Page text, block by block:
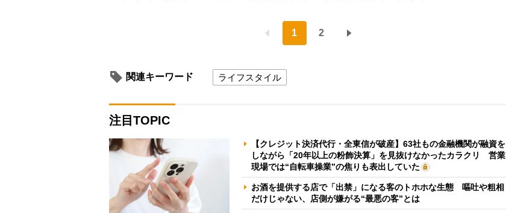
1 2
関連キーワード ライフスタイル
注目TOPIC
【クレジット決済代行・全東信が破産】63社もの金融機関が融資を
しながら「20年以上の粉飾決算」を見抜けなかったカラクリ 営業
現場では“自転車操業”の焦りも表出していた
お酒を提供する店で「出禁」になる客のトホホな生態 嘔吐や粗相
だけじゃない、店側が嫌がる“最悪の客”とは